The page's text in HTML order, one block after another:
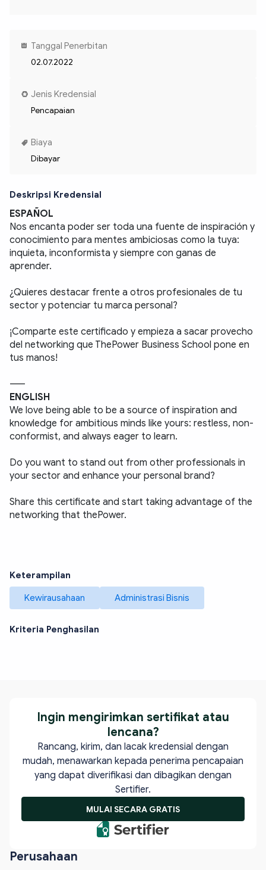
Tanggal Penerbitan
02.07.2022
Jenis Kredensial
Pencapaian
Biaya
Dibayar
Deskripsi Kredensial
ESPAÑOL
Nos encanta poder ser toda una fuente de inspiración y
conocimiento para mentes ambiciosas como la tuya:
inquieta, inconformista y siempre con ganas de
aprender.
¿Quieres destacar frente a otros profesionales de tu
sector y potenciar tu marca personal?
¡Comparte este certificado y empieza a sacar provecho
del networking que ThePower Business School pone en
tus manos!
-----
ENGLISH
We love being able to be a source of inspiration and
knowledge for ambitious minds like yours: restless, non-
conformist, and always eager to learn.
Do you want to stand out from other professionals in
your sector and enhance your personal brand?
Share this certificate and start taking advantage of the
networking that thePower.
Keterampilan
Kewirausahaan Administrasi Bisnis
Kriteria Penghasilan
Perusahaan
Ingin mengirimkan sertifikat atau
lencana?
Rancang, kirim, dan lacak kredensial dengan
mudah, menawarkan kepada penerima pencapaian
yang dapat diverifikasi dan dibagikan dengan
Sertifier.
MULAI SECARA GRATIS